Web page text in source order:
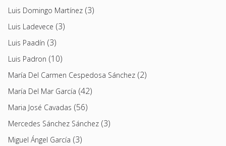
Luis Domingo Martínez (3)
Luis Ladevece (3)
Luis Paadín (3)
Luis Padron (10)
María Del Carmen Cespedosa Sánchez (2)
María Del Mar García (42)
Maria José Cavadas (56)
Mercedes Sánchez Sánchez (3)
Miguel Ángel García (3)